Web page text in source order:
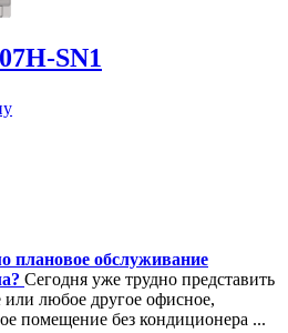
SN1
плановое обслуживание
Сегодня уже трудно представить
любое другое офисное,
помещение без кондиционера ...